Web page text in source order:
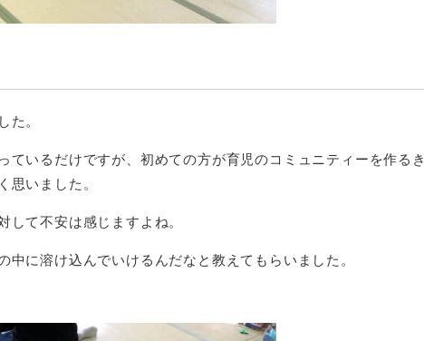
。
いるだけですが、初めての方が育児のコミュニティーを作るき
いました。
て不安は感じますよね。
に溶け込んでいけるんだなと教えてもらいました。